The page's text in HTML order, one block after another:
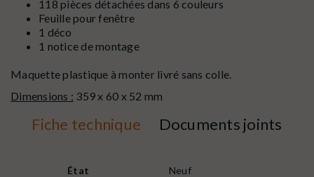
118 pièces détachées dans 6 couleurs
Feuille pour fenêtre
1 déco
1 notice de montage
Maquette plastique à monter livré sans colle.
Dimensions : 359 x 60 x 52 mm
Fiche technique Documents joints
État
Neuf